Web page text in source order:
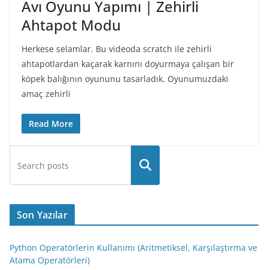
Avı Oyunu Yapımı | Zehirli
Ahtapot Modu
Herkese selamlar. Bu videoda scratch ile zehirli
ahtapotlardan kaçarak karnını doyurmaya çalışan bir
köpek balığının oyununu tasarladık. Oyunumuzdaki
amaç zehirli
Read More
Son Yazılar
Python Operatörlerin Kullanımı (Aritmetiksel, Karşılaştırma ve
Atama Operatörleri)